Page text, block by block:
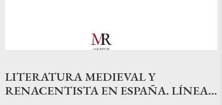
LITERATURA MEDIEVAL Y
RENACENTISTA EN ESPAÑA. LÍNEAS